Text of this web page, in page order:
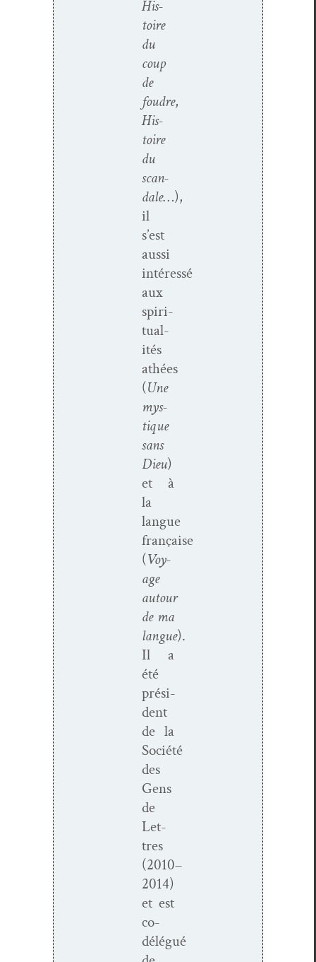
His­
toire
du
coup
de
foudre,
His­
toire
du
scan­
dale…),
il
s’est
aus­si
intéressé
aux
spir­i­
tu­al­
ités
athées
(Une
mys­
tique
sans
Dieu)
et à
la
langue
française
(Voy­
age
autour
de ma
langue).
Il a
été
prési­
dent
de la
Société
des
Gens
de
Let­
tres
(2010–
2014)
et est
co-
délégué